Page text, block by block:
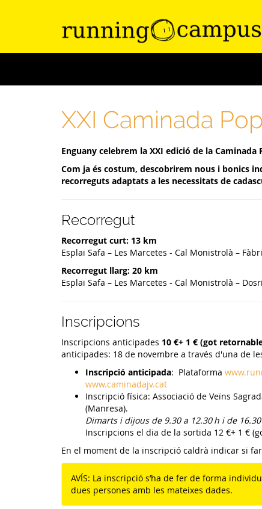
XXI Caminada
Enguany celebrem la XXI edició de la Caminada
Com ja és costum, descobrirem nous i bonics
recorreguts adaptats a les necessitats de
Recorregut
Recorregut curt: 13 km
Esplai Safa – Les Marcetes - Cal Monistrolà –
Recorregut llarg: 20 km
Esplai Safa – Les Marcetes - Cal Monistrolà –
Inscripcions
Inscripcions anticipades 10 €+ 1 € (got
anticipades: 18 de novembre a través d'una de
Inscripció anticipada: Plataforma
www.caminadajv.cat
Inscripció física: Associació de Veïns
(Manresa).
Dimarts i dijous de 9.30 a 12.30 h i de 16.30
Inscripcions el dia de la sortida 12 €+ 1 €
En el moment de la inscripció caldrà indicar si
AVÍS: La inscripció s’ha de fer de forma
dues persones amb les mateixes dades.